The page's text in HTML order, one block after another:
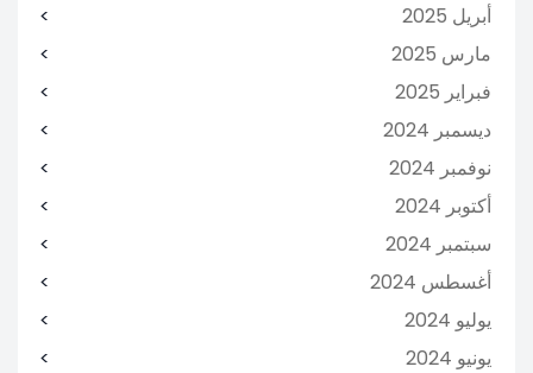
أبريل 2025
مارس 2025
فبراير 2025
ديسمبر 2024
نوفمبر 2024
أكتوبر 2024
سبتمبر 2024
أغسطس 2024
يوليو 2024
يونيو 2024